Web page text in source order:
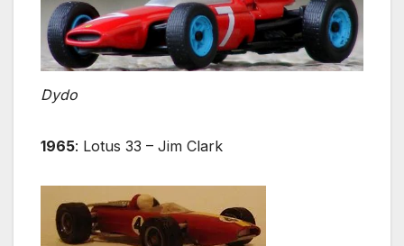
Dydo
1965: Lotus 33 – Jim Clark